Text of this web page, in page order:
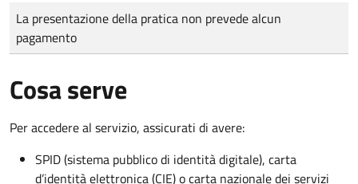
Tipo di pagamento
Importo
La presentazione della pratica non prevede alcun
pagamento
Cosa serve
Per accedere al servizio, assicurati di avere:
SPID (sistema pubblico di identità digitale), carta
d’identità elettronica (CIE) o carta nazionale dei servizi